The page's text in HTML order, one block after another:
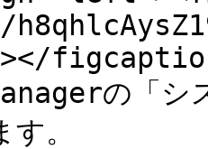
の「シ
。